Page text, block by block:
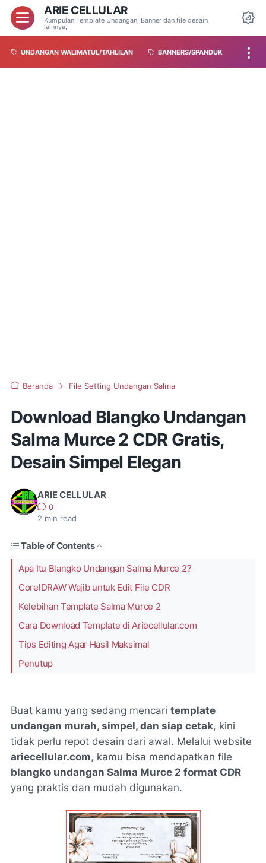
ARIE CELLULAR
Kumpulan Template Undangan, Banner dan file desain
lainnya,
UNDANGAN WALIMATUL/TAHLILAN BANNERS/SPANDUK
Beranda File Setting Undangan Salma
Download Blangko Undangan
Salma Murce 2 CDR Gratis,
Desain Simpel Elegan
ARIE CELLULAR
0
2 min read
Table of Contents
Apa Itu Blangko Undangan Salma Murce 2?
CorelDRAW Wajib untuk Edit File CDR
Kelebihan Template Salma Murce 2
Cara Download Template di Ariecellular.com
Tips Editing Agar Hasil Maksimal
Penutup
Buat kamu yang sedang mencari template
undangan murah, simpel, dan siap cetak, kini
tidak perlu repot desain dari awal. Melalui website
ariecellular.com, kamu bisa mendapatkan file
blangko undangan Salma Murce 2 format CDR
yang praktis dan mudah digunakan.